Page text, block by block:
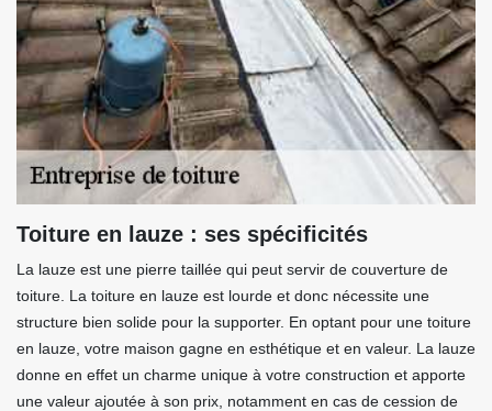
Toiture en lauze : ses spécificités
La lauze est une pierre taillée qui peut servir de couverture de
toiture. La toiture en lauze est lourde et donc nécessite une
structure bien solide pour la supporter. En optant pour une toiture
en lauze, votre maison gagne en esthétique et en valeur. La lauze
donne en effet un charme unique à votre construction et apporte
une valeur ajoutée à son prix, notamment en cas de cession de